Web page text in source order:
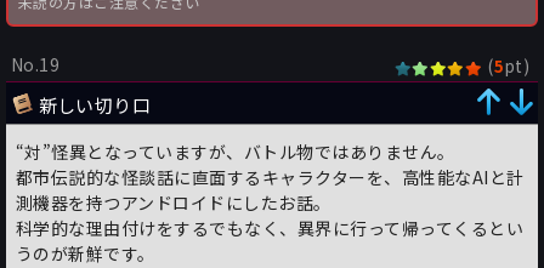
No.19 (5pt)
新しい切り口
“対”怪異となっていますが、バトル物ではありません。
都市伝説的な怪談話に直面するキャラクターを、高性能なAIと計
測機器を持つアンドロイドにしたお話。
科学的な理由付けをするでもなく、異界に行って帰ってくるとい
うのが新鮮です。